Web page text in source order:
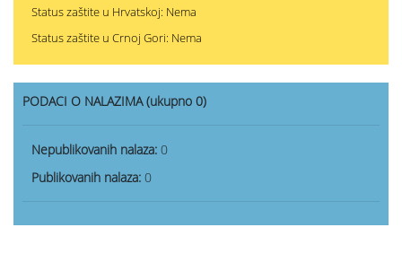
Status zaštite u Hrvatskoj: Nema
Status zaštite u Crnoj Gori: Nema
PODACI O NALAZIMA (ukupno 0)
Nepublikovanih nalaza: 0
Publikovanih nalaza: 0